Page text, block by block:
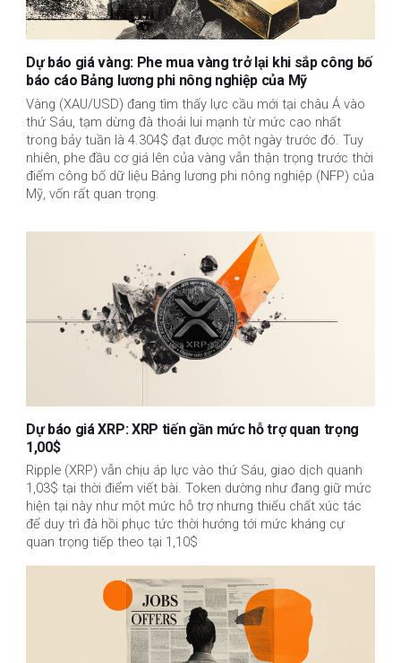
Dự báo giá vàng: Phe mua vàng trở lại khi sắp công bố
báo cáo Bảng lương phi nông nghiệp của Mỹ
Vàng (XAU/USD) đang tìm thấy lực cầu mới tại châu Á vào
thứ Sáu, tạm dừng đà thoái lui mạnh từ mức cao nhất
trong bảy tuần là 4.304$ đạt được một ngày trước đó. Tuy
nhiên, phe đầu cơ giá lên của vàng vẫn thận trọng trước thời
điểm công bố dữ liệu Bảng lương phi nông nghiệp (NFP) của
Mỹ, vốn rất quan trọng.
Dự báo giá XRP: XRP tiến gần mức hỗ trợ quan trọng
1,00$
Ripple (XRP) vẫn chịu áp lực vào thứ Sáu, giao dịch quanh
1,03$ tại thời điểm viết bài. Token dường như đang giữ mức
hiện tại này như một mức hỗ trợ nhưng thiếu chất xúc tác
để duy trì đà hồi phục tức thời hướng tới mức kháng cự
quan trọng tiếp theo tại 1,10$